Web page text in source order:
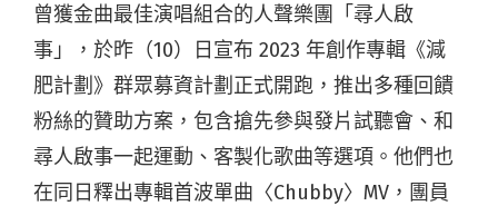
曾獲金曲最佳演唱組合的人聲樂團「尋人啟
事」，於昨（10）日宣布 2023 年創作專輯《減
肥計劃》群眾募資計劃正式開跑，推出多種回饋
粉絲的贊助方案，包含搶先參與發片試聽會、和
尋人啟事一起運動、客製化歌曲等選項。他們也
在同日釋出專輯首波單曲〈Chubby〉MV，團員